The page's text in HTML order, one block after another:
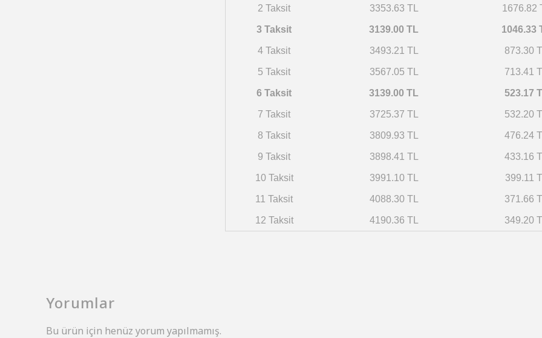
2 Taksit 3353.63 TL 1676.82
3 Taksit 3139.00 TL 1046.33
4 Taksit 3493.21 TL 873.30
5 Taksit 3567.05 TL 713.41
6 Taksit 3139.00 TL 523.17
7 Taksit 3725.37 TL 532.20
8 Taksit 3809.93 TL 476.24
9 Taksit 3898.41 TL 433.16
10 Taksit 3991.10 TL 399.11
11 Taksit 4088.30 TL 371.66
12 Taksit 4190.36 TL 349.20
Yorumlar
Bu ürün için henüz yorum yapılmamış.